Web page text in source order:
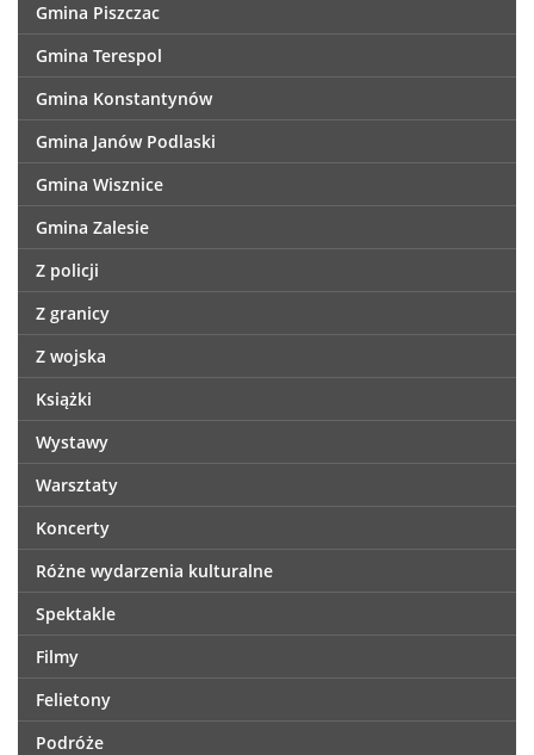
Gmina Piszczac
Gmina Terespol
Gmina Konstantynów
Gmina Janów Podlaski
Gmina Wisznice
Gmina Zalesie
Z policji
Z granicy
Z wojska
Książki
Wystawy
Warsztaty
Koncerty
Różne wydarzenia kulturalne
Spektakle
Filmy
Felietony
Podróże